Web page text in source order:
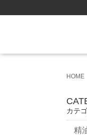
HOME
カテ
精